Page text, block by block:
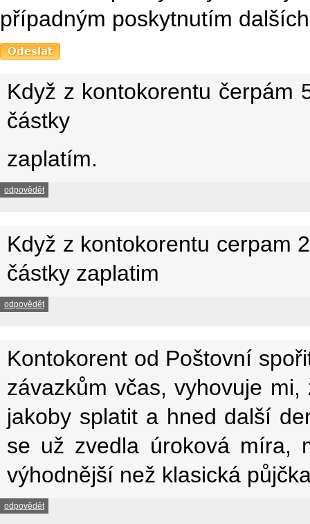
případným poskytnutím
Když z kontokorentu čerpám
částky
zaplatím.
odpovědět
Když z kontokorentu cerpam
částky zaplatim
odpovědět
Kontokorent od Poštovní
závazkům včas, vyhovuje
jakoby splatit a hned další
se už zvedla úroková míra,
výhodnější než klasická
odpovědět